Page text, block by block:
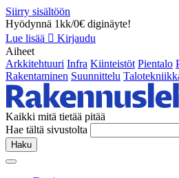
Siirry sisältöön
Hyödynnä 1kk/0€ diginäyte!
Lue lisää
Kirjaudu
Aiheet
Arkkitehtuuri Infra Kiinteistöt Pientalo
Rakentaminen Suunnittelu
Kaikki mitä tietää pitää
Hae tältä sivustolta
Haku